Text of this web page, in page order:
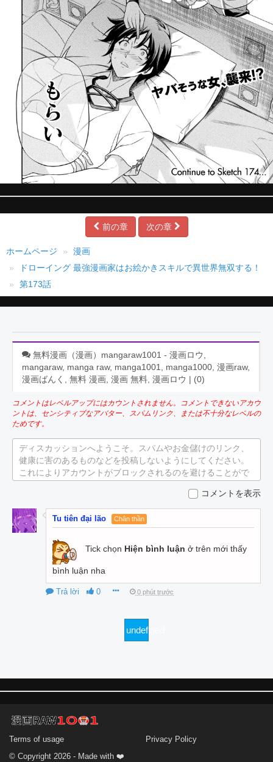
前の章 次の章
ホームページ
漫画
ドローイング 最強漫画家はお絵かきスキルで異世界無双する！
第173話
無料漫画（漫画）mangaraw1001 - 漫画ロウ,
mangaraw, manga raw, manga1001, manga1000, 漫画raw,
漫画ばんく, 無料 漫画, 漫画 無料, 漫画ロウ | (0)
コメントはレベルアップにはカウントされません。コメントできないアカウ
ントは、センシティブなアバター、スパムリンク、または不十分なレベルの
ためです。
ディスカッションへようこそ。スパムやお金儲けのリンク、
健康に害のあるものなどを投稿しないようにしてください。
これによりアカウントがブロックされるのを避けることがで
きます。
コメントを表示
Tu tiên đại lão Chân thần
Tick chọn Hiện bình luận ở trên mới thấy
bình luận nha
Trả lời 0 0 phút trước
undefined
Terms of usage
Privacy Policy
© Copyright 2026 - Made with ❤️